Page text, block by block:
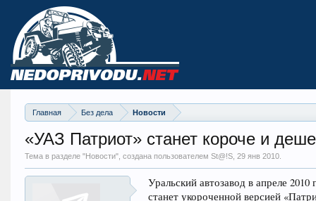
Главная Без дела Новости
«УАЗ Патриот» станет короче и
Тема в разделе "Новости", создана пользователем St@!S, 29 янв 2010.
Уральский автозавод в апреле
станет укороченной версией